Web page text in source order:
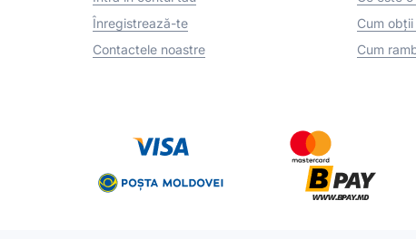
Înregistrează-te
Contactele noastre
Cum
Cum